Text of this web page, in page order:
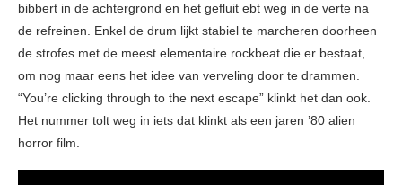
bibbert in de achtergrond en het gefluit ebt weg in de verte na
de refreinen. Enkel de drum lijkt stabiel te marcheren doorheen
de strofes met de meest elementaire rockbeat die er bestaat,
om nog maar eens het idee van verveling door te drammen.
“You’re clicking through to the next escape” klinkt het dan ook.
Het nummer tolt weg in iets dat klinkt als een jaren ’80 alien
horror film.